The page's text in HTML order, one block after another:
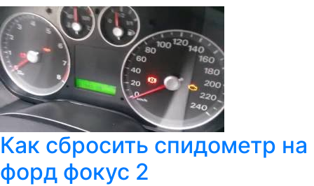
Как сбросить спидометр на
форд фокус 2